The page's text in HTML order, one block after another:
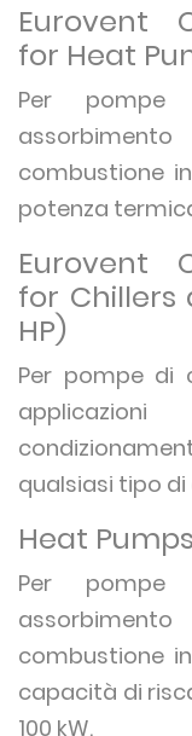
Eurovent
for Heat
Per
combustione
potenza
Eurovent
for Chillers
HP)
Per pompe di
qualsiasi tipo
Heat
Per
combustione
capacità di
100 kW.